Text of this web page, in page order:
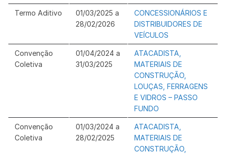
Termo Aditivo
01/03/2025 a
28/02/2026
CONCESSIONÁRIOS E
DISTRIBUIDORES DE
VEÍCULOS
Convenção
Coletiva
01/04/2024 a
31/03/2025
ATACADISTA,
MATERIAIS DE
CONSTRUÇÃO,
LOUÇAS, FERRAGENS
E VIDROS – PASSO
FUNDO
Convenção
Coletiva
01/03/2024 a
28/02/2025
ATACADISTA,
MATERIAIS DE
CONSTRUÇÃO,